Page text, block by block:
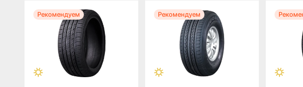
Дошиповка,
Шумоизоляция
Рекомендуем Рекомендуем